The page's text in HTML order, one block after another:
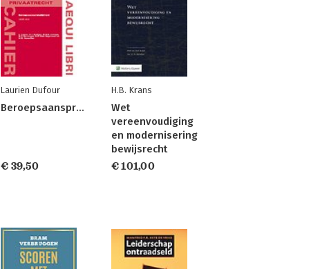
Laurien Dufour
Beroepsaansprakelijkhied
€ 39,50
H.B. Krans
Wet
vereenvoudiging
en modernisering
bewijsrecht
€ 101,00